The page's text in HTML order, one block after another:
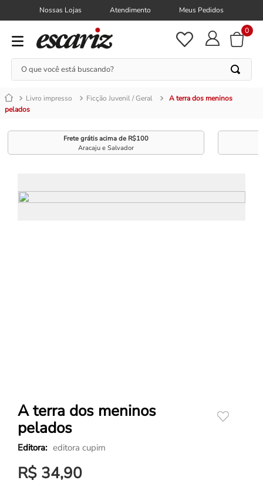
Nossas Lojas Atendimento Meus Pedidos
0
O que você está buscando?
Livro impresso Ficção Juvenil / Geral
A terra dos meninos
pelados
Frete grátis acima de R$100
Aracaju e Salvador
A terra dos meninos
pelados
editora cupim
R$ 34,90